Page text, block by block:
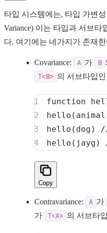
타입 시스템에는, 타입 가변
Variance) 이는 타입과 서브
다. 여기에는 네가지가 존재한
Covariance: A 가 B
T<B> 의 서브타입
function
hello ( animal
hello ( dog )
hello ( jayg )
Copy
Contravariance: A 가
가 T<A> 의 서브타